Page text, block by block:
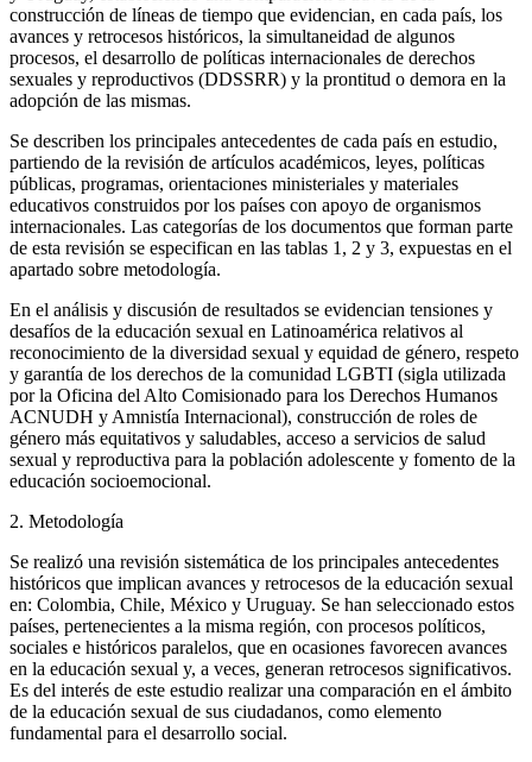
construcción de líneas de tiempo que evidencian, en cada país, los
avances y retrocesos históricos, la simultaneidad de algunos
procesos, el desarrollo de políticas internacionales de derechos
sexuales y reproductivos (DDSSRR) y la prontitud o demora en la
adopción de las mismas.
Se describen los principales antecedentes de cada país en estudio,
partiendo de la revisión de artículos académicos, leyes, políticas
públicas, programas, orientaciones ministeriales y materiales
educativos construidos por los países con apoyo de organismos
internacionales. Las categorías de los documentos que forman parte
de esta revisión se especifican en las tablas 1, 2 y 3, expuestas en el
apartado sobre metodología.
En el análisis y discusión de resultados se evidencian tensiones y
desafíos de la educación sexual en Latinoamérica relativos al
reconocimiento de la diversidad sexual y equidad de género, respeto
y garantía de los derechos de la comunidad LGBTI (sigla utilizada
por la Oficina del Alto Comisionado para los Derechos Humanos
ACNUDH y Amnistía Internacional), construcción de roles de
género más equitativos y saludables, acceso a servicios de salud
sexual y reproductiva para la población adolescente y fomento de la
educación socioemocional.
2. Metodología
Se realizó una revisión sistemática de los principales antecedentes
históricos que implican avances y retrocesos de la educación sexual
en: Colombia, Chile, México y Uruguay. Se han seleccionado estos
países, pertenecientes a la misma región, con procesos políticos,
sociales e históricos paralelos, que en ocasiones favorecen avances
en la educación sexual y, a veces, generan retrocesos significativos.
Es del interés de este estudio realizar una comparación en el ámbito
de la educación sexual de sus ciudadanos, como elemento
fundamental para el desarrollo social.